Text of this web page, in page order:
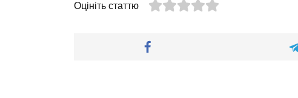
Оцініть статтю